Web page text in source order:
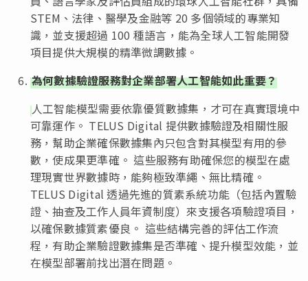
STEM、法律、醫學及金融等 20 多個領域的專業知
識，並支援超過 100 種語言，能為全球人工智能開發
項目提供大規模的精準微調數據。
為何數據驗證服務對企業部署人工智能如此重要？
人工智能模型需要依靠優質數據集，才可在真實環境中
可靠運作。 TELUS Digital 提供數據驗證及相關性服
務，幫助企業確保數據集內只包含對其模型有用的參
數，使成果更準確。 這些服務有助確保您的模型在處
理現實世界數據時，能夠極致準繩、無比精確。
TELUS Digital 透過先進的質素系統功能（包括內置驗
證、抽查及工作人員年資制度）來支援各項驗證項目，
以確保數據質素優良。 這些結構完善的評估工作流
程，有助企業驗證數據集是否準確、提升模型效能，並
在模型部署前找出潛在問題。